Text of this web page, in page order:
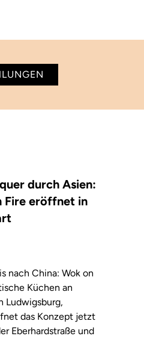
durch Asien:
Fire eröffnet in
nach China: Wok on
Küchen an
Ludwigsburg,
das Konzept jetzt
Eberhardstraße und